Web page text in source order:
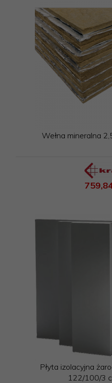
Wełna mineralna
759,
Płyta izolacyjna
122/100/3